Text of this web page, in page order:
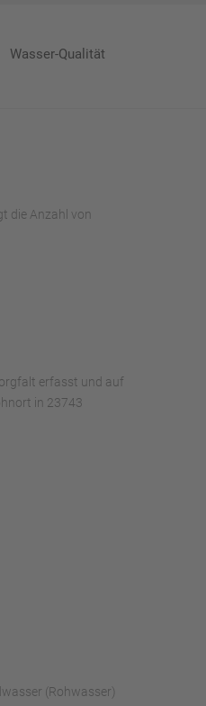
Wasser-Qualität
die Anzahl von
erfasst und auf
in 23743
(Rohwasser)